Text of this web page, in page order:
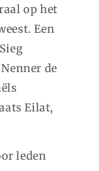
op het
Een
de
Eilat,
leden